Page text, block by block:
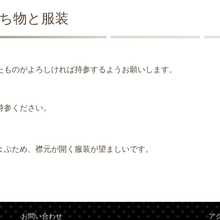
物と服装
のがよろしければ持参するようお願いします。
ください。
ため、襟元が開く服装が望ましいです。
お問い合わせ ア